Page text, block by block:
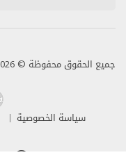
جميع الحقوق محفوظة © 2026 هيئة الأعمال الخيرية العالمية
سياسة الخصوصية